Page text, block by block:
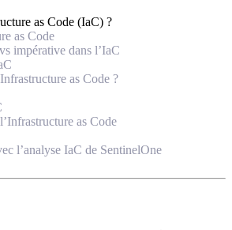
as Code (IaC) ?
as Code
impérative dans l’IaC
as Code ?
as Code
l’analyse IaC de SentinelOne